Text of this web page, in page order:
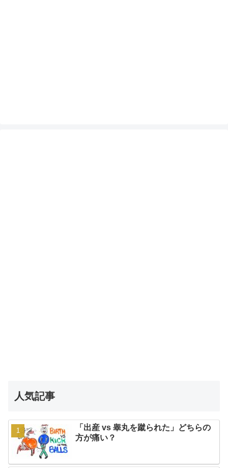
人気記事
「出産 vs 睾丸を蹴られた」どちらの
方が痛い？